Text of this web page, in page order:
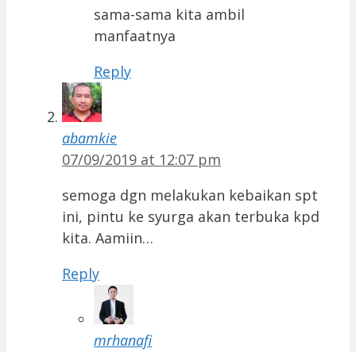
sama-sama kita ambil
manfaatnya
Reply
abamkie
07/09/2019 at 12:07 pm
semoga dgn melakukan kebaikan spt
ini, pintu ke syurga akan terbuka kpd
kita. Aamiin…
Reply
mrhanafi